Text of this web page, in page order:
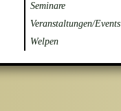
Seminare
Veranstaltungen/Events
Welpen